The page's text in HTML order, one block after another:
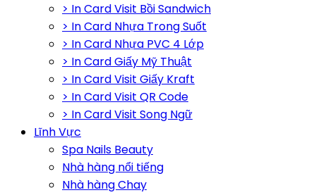
> In Card Visit Bồi Sandwich
> In Card Nhựa Trong Suốt
> In Card Nhựa PVC 4 Lớp
> In Card Giấy Mỹ Thuật
> In Card Visit Giấy Kraft
> In Card Visit QR Code
> In Card Visit Song Ngữ
Lĩnh Vực
Spa Nails Beauty
Nhà hàng nổi tiếng
Nhà hàng Chay